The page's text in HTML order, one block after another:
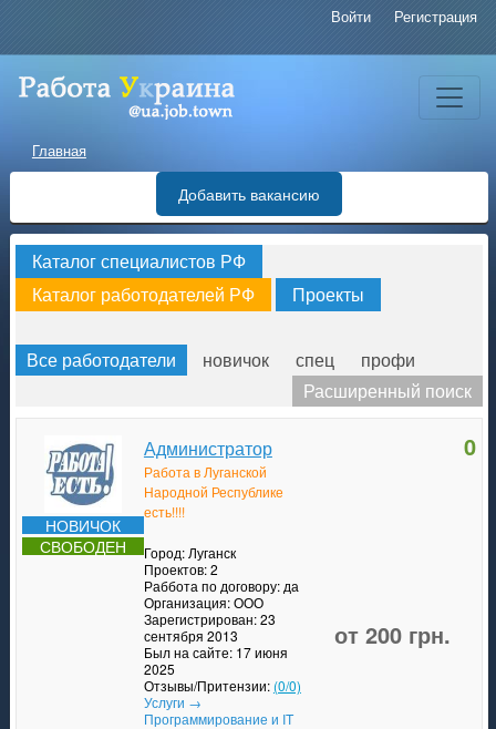
Войти Регистрация
Главная
Добавить вакансию
Каталог специалистов РФ
Каталог работодателей РФ
Проекты
Все работодатели новичок спец
профи
Расширенный поиск
НОВИЧОК
СВОБОДЕН
Администратор
Работа в Луганской
Народной Республике
есть!!!!
0
Город: Луганск
Проектов: 2
Раббота по договору: да
Организация: ООО
Зарегистрирован: 23
сентября 2013
Был на сайте: 17 июня
2025
Отзывы/Притензии: (0/0)
Услуги →
Программирование и IT
от 200 грн.